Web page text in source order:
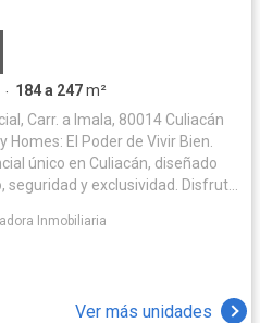
· 184 a 247m²
Carr. a Imala, 80014 Culiacán
único en Culiacán, diseñado
seguridad y exclusividad. Disfruta
pet friendly—, Ven y conoce el
- Áreas verdes - Pet Friendly -
Inmobiliaria
Ver más unidades